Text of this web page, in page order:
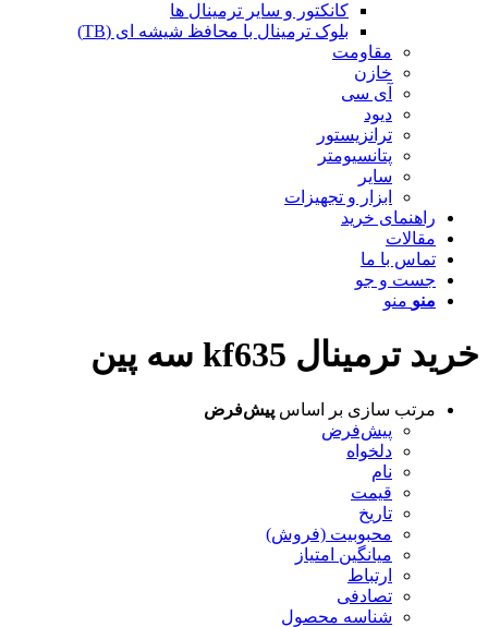
کانکتور و سایر ترمینال ها
بلوک ترمینال با محافظ شیشه ای (TB)
مقاومت
خازن
آی سی
دیود
ترانزیستور
پتانسیومتر
سایر
ابزار و تجهیزات
راهنمای خرید
مقالات
تماس با ما
جست و جو
منو منو
خرید ترمینال kf635 سه پین
مرتب سازی بر اساس پیش‌فرض
پیش‌فرض
دلخواه
نام
قیمت
تاریخ
محبوبیت (فروش)
میانگین امتیاز
ارتباط
تصادفی
شناسه محصول